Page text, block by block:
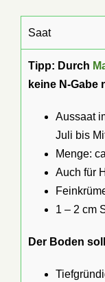
Saat
Tipp: Durch
keine N-Gabe
Aussaat
Juli bis
Menge:
Auch für
1 – 2 cm
Der Boden